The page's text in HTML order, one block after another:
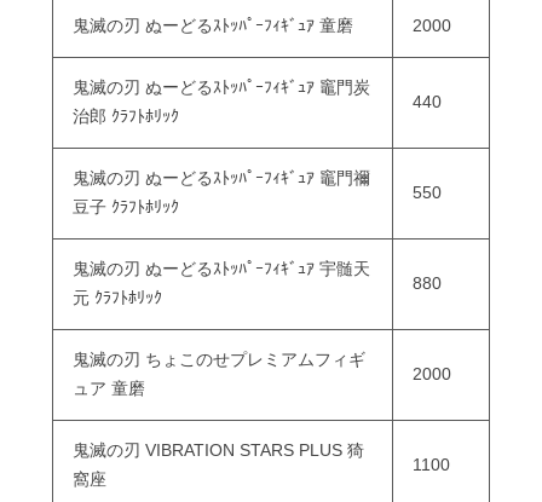
鬼滅の刃 ぬーどるｽﾄｯﾊﾟｰﾌｨｷﾞｭｱ 童磨 2000
鬼滅の刃 ぬーどるｽﾄｯﾊﾟｰﾌｨｷﾞｭｱ 竈門炭
治郎 ｸﾗﾌﾄﾎﾘｯｸ
440
鬼滅の刃 ぬーどるｽﾄｯﾊﾟｰﾌｨｷﾞｭｱ 竈門禰
豆子 ｸﾗﾌﾄﾎﾘｯｸ
550
鬼滅の刃 ぬーどるｽﾄｯﾊﾟｰﾌｨｷﾞｭｱ 宇髄天
元 ｸﾗﾌﾄﾎﾘｯｸ
880
鬼滅の刃 ちょこのせプレミアムフィギ
ュア 童磨
2000
鬼滅の刃 VIBRATION STARS PLUS 猗
窩座
1100